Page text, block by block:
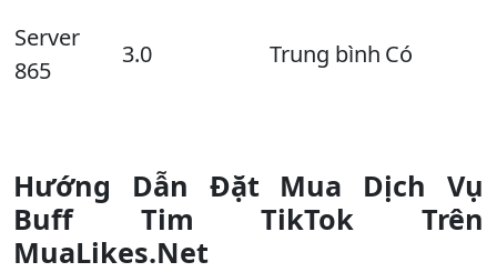
Server
865
3.0 Trung bình Có
Hướng Dẫn Đặt Mua Dịch Vụ
Buff Tim TikTok Trên
MuaLikes.Net